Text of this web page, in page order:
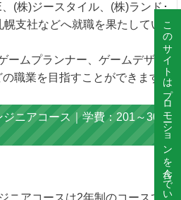
(株)ジースタイル、(株)ランド･
支社などへ就職を果たしていま
ームプランナー、ゲームデザイ
職業を目指すことができます。
ニアコース｜学費：201～300
ニアコースは2年制のコースで このサイトはプロモーションを含んでいます。